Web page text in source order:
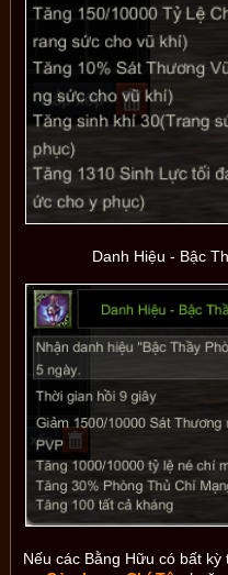
Danh Hiệu - Bậc
Nếu các Bằng Hữu có bất